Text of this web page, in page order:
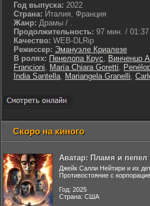
Год выпуска: 2022
Страна: Италия, Франция
Жанр: Драмы / .
Продолжительность: 97 мин. / 01:37
Качество: WEB-DLRip
Режиссер: Эмануэле Криалезе
В ролях: Пенелопа Крус, Винченцо
Francioni, María Chiara Goretti,
India Santella, Mariangela Granelli,
Скоро на киного
Аватар: Пламя и пепел
Джейк Салли Нейтири и их
Противостояние с
Год: 2025
Страна: США